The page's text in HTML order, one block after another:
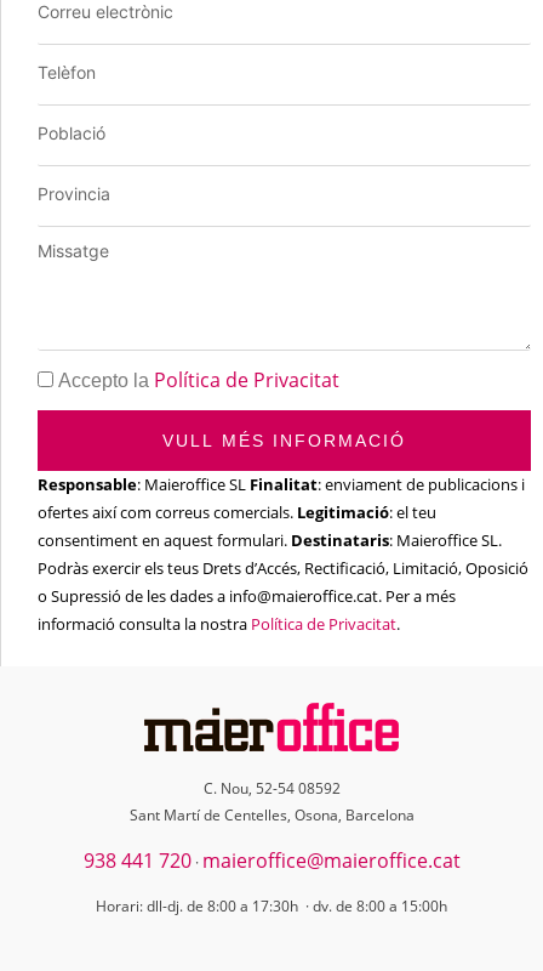
Accepto la Política de Privacitat
VULL MÉS INFORMACIÓ
Responsable: Maieroffice SL Finalitat: enviament de publicacions i
ofertes així com correus comercials. Legitimació: el teu
consentiment en aquest formulari. Destinataris: Maieroffice SL.
Podràs exercir els teus Drets d’Accés, Rectificació, Limitació, Oposició
o Supressió de les dades a info@maieroffice.cat. Per a més
informació consulta la nostra Política de Privacitat.
C. Nou, 52-54 08592
Sant Martí de Centelles, Osona, Barcelona
938 441 720· maieroffice@maieroffice.cat
Horari: dll-dj. de 8:00 a 17:30h · dv. de 8:00 a 15:00h